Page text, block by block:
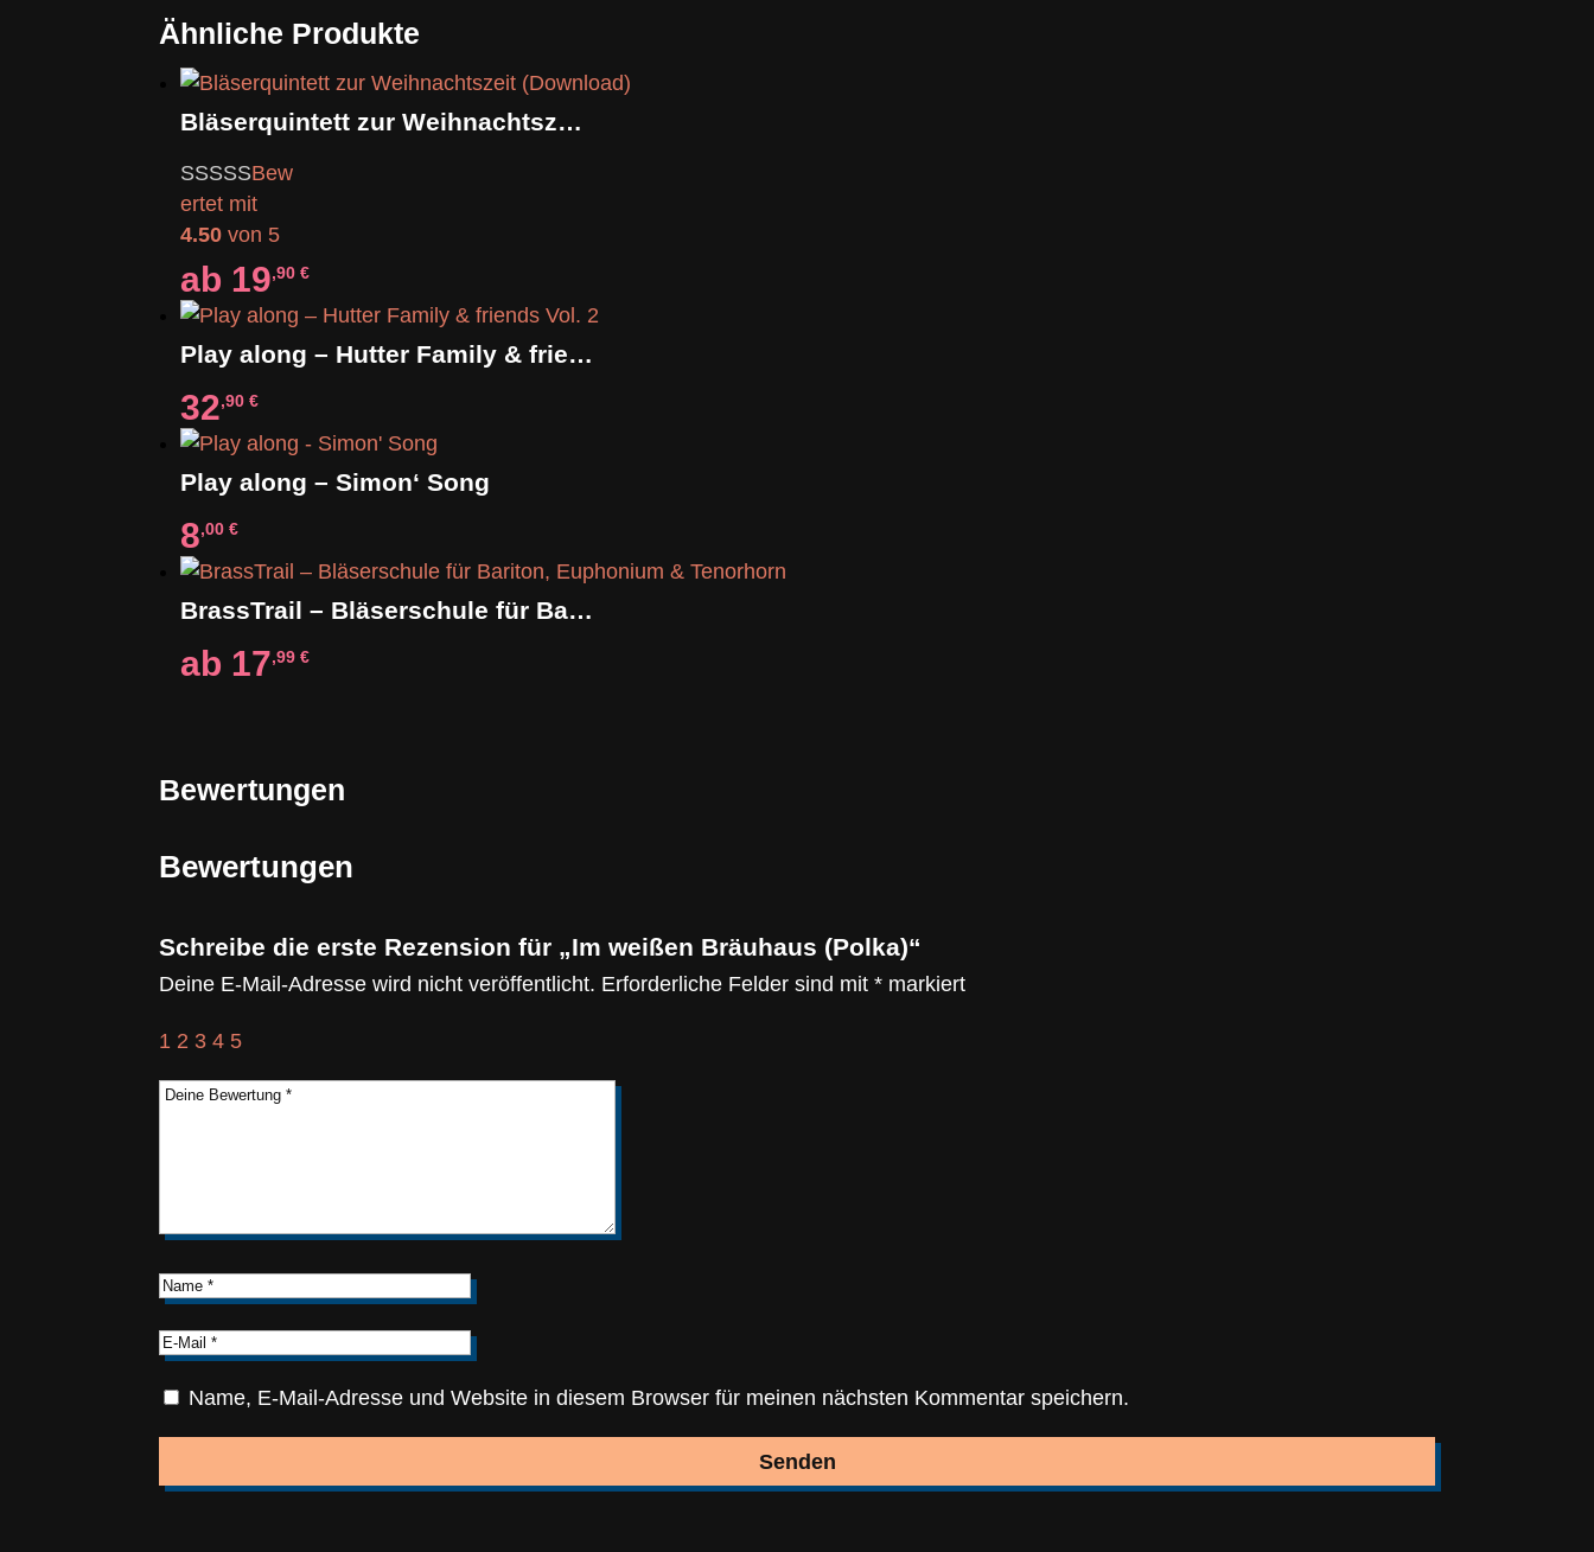
Ähnliche Produkte
Bläserquintett zur Weihnachtszeit (Download)
Bew
ertet mit
4.50 von 5
ab 19,90€
Play along – Hutter Family & friends Vol. 2
32,90€
Play along – Simon‘ Song
8,00€
BrassTrail – Bläserschule für Bariton, Euphonium & Tenorhorn
ab 17,99€
Bewertungen
Bewertungen
Schreibe die erste Rezension für „Im weißen Bräuhaus (Polka)“
Deine E-Mail-Adresse wird nicht veröffentlicht. Erforderliche Felder sind mit* markiert
1 2 3 4 5
Name, E-Mail-Adresse und Website in diesem Browser für meinen nächsten Kommentar speichern.
Senden